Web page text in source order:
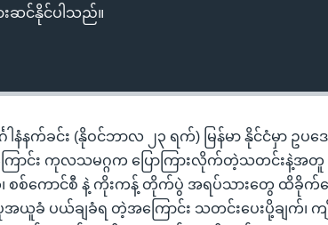
းဆင်နိုင်ပါသည်။
ါနံနက်ခင်း (နိုဝင်ဘာလ ၂၃ ရက်) မြန်မာ နိုင်ငံမှာ ဥပဒေ
ောင်း ကုလသမဂ္ဂက ပြောကြားလိုက်တဲ့သတင်းနဲ့အတူ န
စစ်ကောင်စီ နဲ့ ကိုးကန့် တိုက်ပွဲ အရပ်သားတွေ ထိခိုက်
အယူခံ ပယ်ချခံရ တဲ့အကြောင်း သတင်းပေးပို့ချက်၊